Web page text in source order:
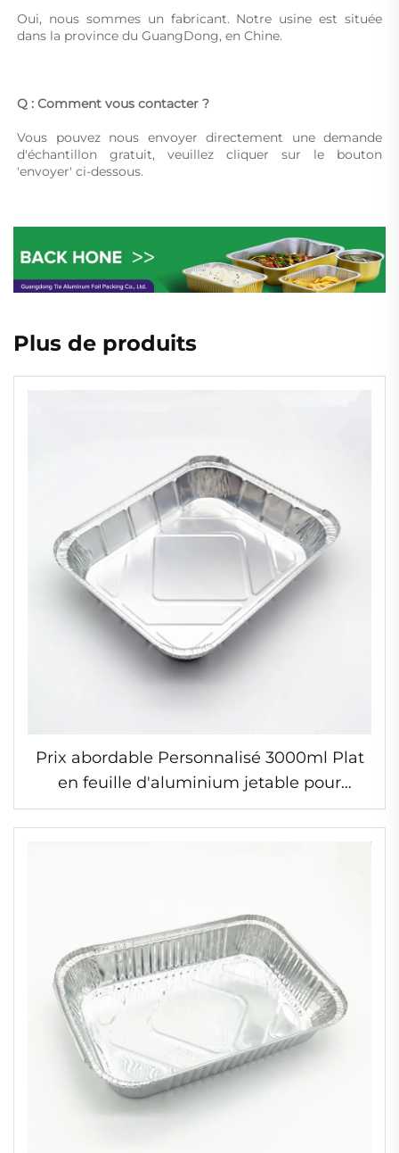
Oui, nous sommes un fabricant. Notre usine est située
dans la province du GuangDong, en Chine.
Q : Comment vous contacter ?
Vous pouvez nous envoyer directement une demande
d'échantillon gratuit, veuillez cliquer sur le bouton
'envoyer' ci-dessous.
Plus de produits
Prix abordable Personnalisé 3000ml Plat
en feuille d'aluminium jetable pour
emballage alimentaire Plats pour table à
vapeur Utilisation alimentaire Taille